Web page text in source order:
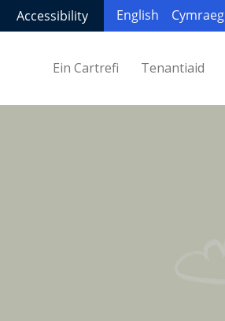
Accessibility English Cymraeg
Ein Cartrefi Tenantiaid